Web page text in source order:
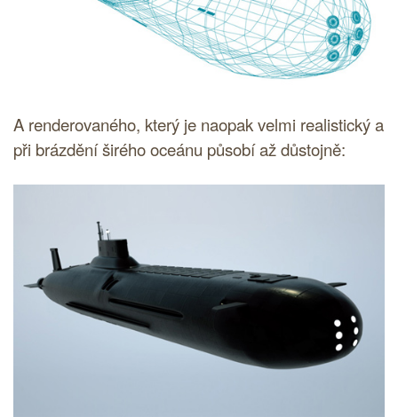
A renderovaného, který je naopak velmi realistický a
při brázdění širého oceánu působí až důstojně: